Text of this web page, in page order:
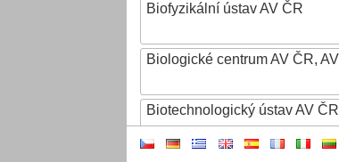
Biofyzikální ústav AV ČR
Biologické centrum AV ČR,
Biotechnologický ústav AV